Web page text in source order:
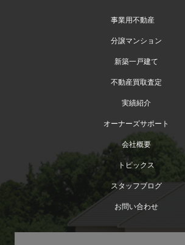
事業用不動産
分譲マンション
新築一戸建て
不動産買取査定
実績紹介
オーナーズサポート
会社概要
トピックス
スタッフブログ
お問い合わせ